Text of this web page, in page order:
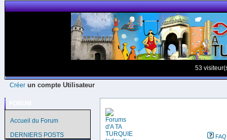
53
Créer un compte Utilisateur
Accueil du Forum
DERNIERS POSTS
FAQ